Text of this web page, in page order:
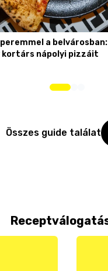
a
kortárs nápolyi pizzáit
Összes guide találat